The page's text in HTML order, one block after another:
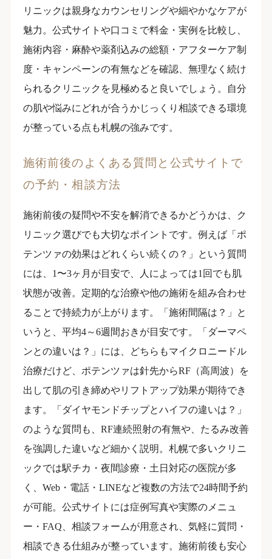
リニックは親身なカウンセリングや細やかなケアが
魅力。公式サイトや口コミで料金・実例を比較し、
施術内容・麻酔や薬剤込みの総額・アフターケア制
度・キャンペーンの有無などを確認、無理なく続け
られるクリニックを見極めると良いでしょう。自分
の肌や悩みにどれが合うかじっくり相談できる環境
が整っている点も札幌の強みです。
施術前後のよくある質問と公式サイトで
の予約・相談方法
施術前後の疑問や不安を解消できるかどうかは、ク
リニック選びでも大切なポイントです。例えば「ポ
テンツァの効果はどれくらい続くの？」という質問
には、1〜3ヶ月が目安で、人によっては1回でも肌
状態が改善。定期的な治療や他の施術を組み合わせ
ることで持続力が上がります。「施術間隔は？」と
いうと、平均4～6週間おきが目安です。「ダーマペ
ンとの違いは？」には、どちらもマイクロニードル
治療だけど、ポテンツァは針先からRF（高周波）を
出して肌の引き締めやリフトアップ効果が期待でき
ます。「ダイヤモンドチップとハイフの違いは？」
のような質問も、RF連続照射の有無や、たるみ改善
を強調した違いなど細かく説明。札幌で多いクリニ
ックでは駅チカ・夜間診療・土日対応の医院が多
く、Web・電話・LINEなど複数の方法で24時間予約
が可能。公式サイトには症例写真や実際のメニュ
ー・FAQ、相談フォームが用意され、気軽に質問・
相談できる仕組みが整っています。施術前後も安心